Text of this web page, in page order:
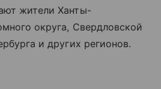
жители Ханты-
округа, Свердловской
и других регионов.